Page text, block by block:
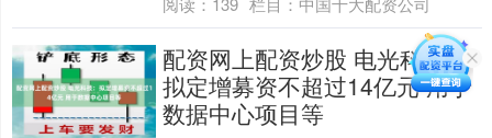
配资网上配资炒股 电光科技：
拟定增募资不超过14亿元 用于
数据中心项目等